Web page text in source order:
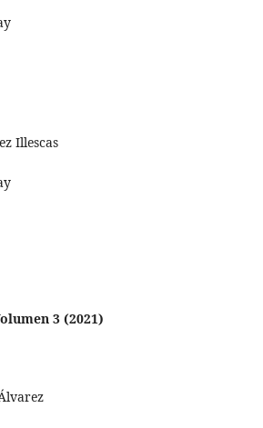
Illescas
3 (2021)